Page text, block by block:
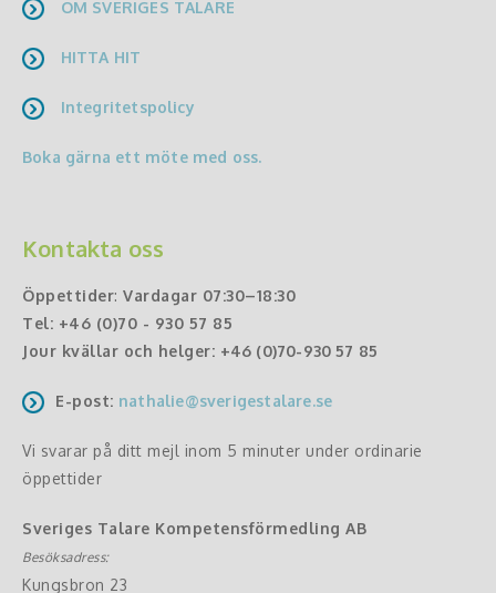
OM SVERIGES TALARE
HITTA HIT
Integritetspolicy
Boka gärna ett möte med oss.
Kontakta oss
Öppettider: Vardagar 07:30–18:30
Tel: +46 (0)70 - 930 57 85
Jour kvällar och helger: +46 (0)70-930 57 85
E-post: nathalie@sverigestalare.se
Vi svarar på ditt mejl inom 5 minuter under ordinarie
öppettider
Sveriges Talare Kompetensförmedling AB
Besöksadress:
Kungsbron 23